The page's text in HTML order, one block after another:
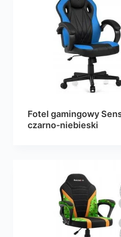
Fotel gamingowy
czarno-niebieski